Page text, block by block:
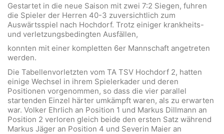
Gestartet in die neue Saison mit zwei 7:2 Siegen, fuhren
die Spieler der Herren 40-3 zuversichtlich zum
Auswärtsspiel nach Hochdorf. Trotz einiger krankheits-
und verletzungsbedingten Ausfällen,
konnten mit einer kompletten 6er Mannschaft angetreten
werden.
Die Tabellenvorletzten vom TA TSV Hochdorf 2, hatten
einige Wechsel in ihrem Spielerkader und deren
Positionen vorgenommen, so dass die vier parallel
startenden Einzel härter umkämpft waren, als zu erwarten
war. Volker Ehrlich an Position 1 und Markus Dillmann an
Position 2 verloren gleich beide den ersten Satz während
Markus Jäger an Position 4 und Severin Maier an